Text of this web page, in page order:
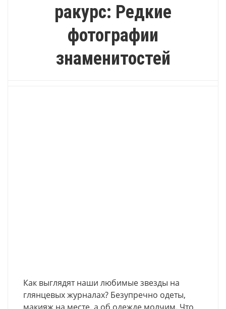
ракурс: Редкие
фотографии
знаменитостей
Как выглядят наши любимые звезды на
глянцевых журналах? Безупречно одеты,